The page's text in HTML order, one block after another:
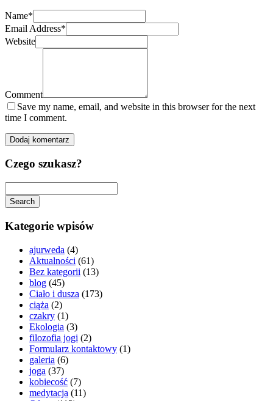
Name*
Email Address*
Website
Comment
Save my name, email, and website in this browser for the next
time I comment.
Czego szukasz?
Search
is
progress
Kategorie wpisów
ajurweda (4)
Aktualności (61)
Bez kategorii (13)
blog (45)
Ciało i dusza (173)
ciąża (2)
czakry (1)
Ekologia (3)
filozofia jogi (2)
Formularz kontaktowy (1)
galeria (6)
joga (37)
kobiecość (7)
medytacja (11)